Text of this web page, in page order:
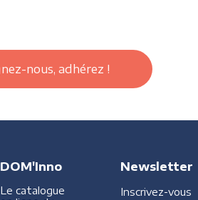
nous, adhérez !
DOM'Inno
Le catalogue
Newsletter
Inscrivez-vous